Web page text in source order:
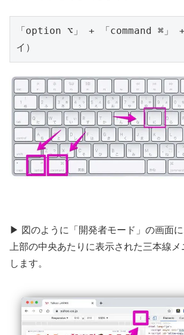
「option ⌥」 + 「command ⌘」
イ）
▶ 図のように「開発者モード」の画面
上部の中央あたりに表示された三本線
します。